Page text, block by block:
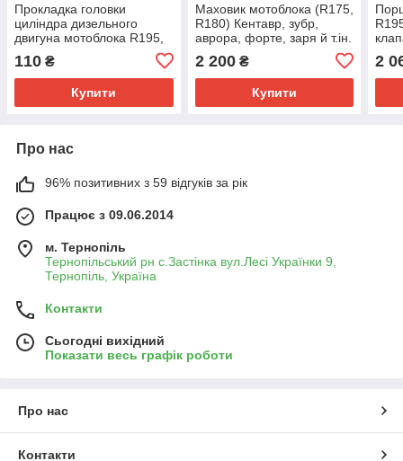
Прокладка головки
циліндра дизельного
двигуна мотоблока R195,
R195NM 12 к.с. ОПЛАТА
НАКАРТКУ
110 ₴
Купити
Маховик мотоблока (R175,
R180) Кентавр, зубр,
аврора, форте, заря й т.ін.
2 200₴
Купити
т.п.
2
Про нас
96% позитивних з 59 відгуків за рік
Працює з 09.06.2014
м. Тернопіль
Тернопільський рн с.Застінка вул.Лесі Українки 9,
Тернопіль, Україна
Контакти
Сьогодні вихідний
Показати весь графік роботи
Про нас
Контакти